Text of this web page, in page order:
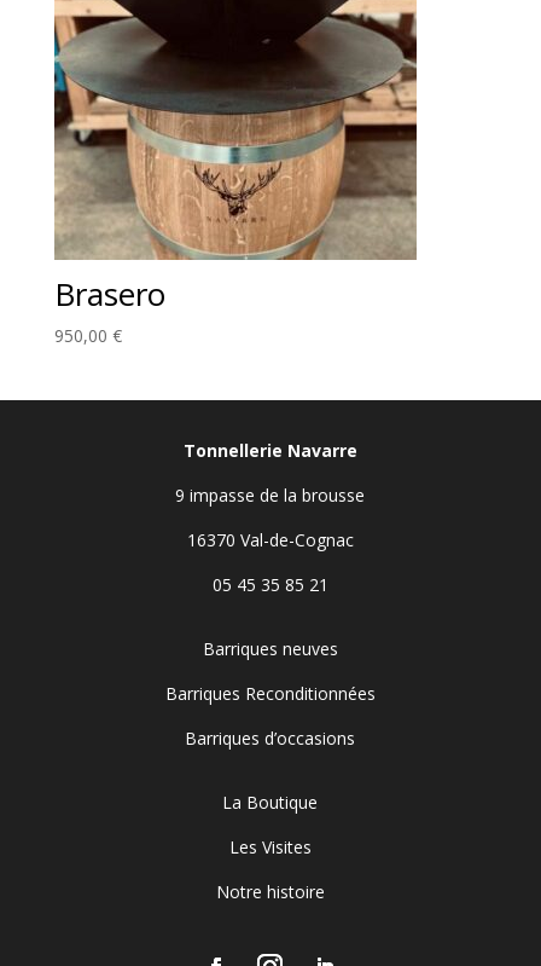
Brasero
950,00 €
Tonnellerie Navarre
9 impasse de la brousse
16370 Val-de-Cognac
05 45 35 85 21
Barriques neuves
Barriques Reconditionnées
Barriques d’occasions
La Boutique
Les Visites
Notre histoire